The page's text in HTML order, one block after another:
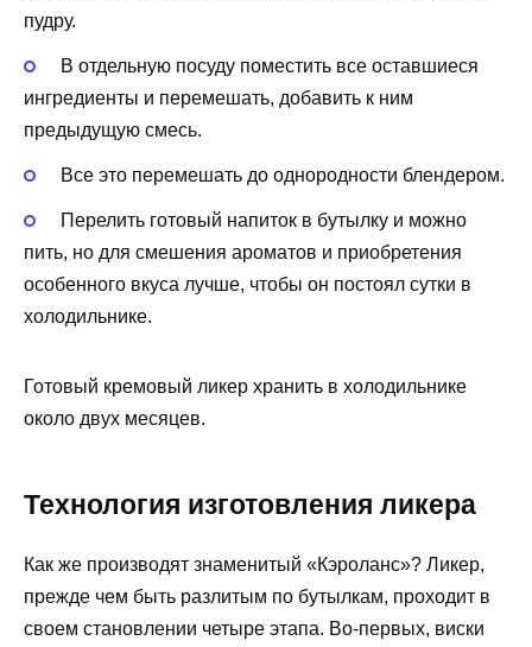
пудру.
В отдельную посуду поместить все оставшиеся
ингредиенты и перемешать, добавить к ним
предыдущую смесь.
Все это перемешать до однородности блендером.
Перелить готовый напиток в бутылку и можно
пить, но для смешения ароматов и приобретения
особенного вкуса лучше, чтобы он постоял сутки в
холодильнике.
Готовый кремовый ликер хранить в холодильнике
около двух месяцев.
Технология изготовления ликера
Как же производят знаменитый «Кэроланс»? Ликер,
прежде чем быть разлитым по бутылкам, проходит в
своем становлении четыре этапа. Во-первых, виски